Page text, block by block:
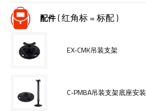
配件( 红角标 = 标配 )
EX-CMK吊装支架
C-PMBA吊装支架底座安